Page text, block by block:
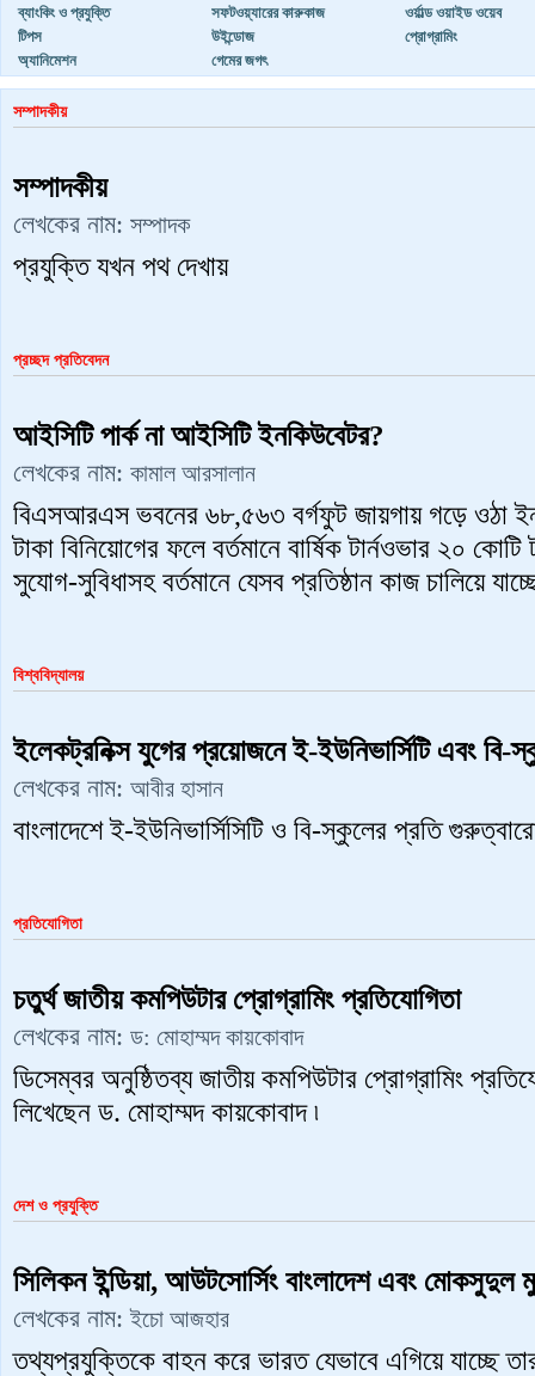
ব্যাংকিং ও প্রযুক্তি
সফটওয়্যারের কারুকাজ
ওর্য়াল্ড ওয়াইড ওয়েব
টিপস
উইন্ডোজ
প্রোগ্রামিং
অ্যানিমেশন
গেমের জগৎ
সম্পাদকীয়
সম্পাদকীয়
লেখকের নাম: সম্পাদক
প্রযুক্তি যখন পথ দেখায়
প্রচ্ছদ প্রতিবেদন
আইসিটি পার্ক না আইসিটি ইনকিউবেটর?
লেখকের নাম: কামাল আরসালান
বিএসআরএস ভবনের ৬৮,৫৬৩ বর্গফুট জায়গায় গড়ে ওঠা
টাকা বিনিয়োগের ফলে বর্তমানে বার্ষিক টার্নওভার ২০ কোটি
সুযোগ-সুবিধাসহ বর্তমানে যেসব প্রতিষ্ঠান কাজ চালিয়ে
বিশ্ববিদ্যালয়
ইলেকট্রনিক্স যুগের প্রয়োজনে ই-ইউনিভার্সিটি এবং বি-
লেখকের নাম: আবীর হাসান
বাংলাদেশে ই-ইউনিভার্সিসিটি ও বি-স্কুলের প্রতি
প্রতিযোগিতা
চতুর্থ জাতীয় কমপিউটার প্রোগ্রামিং প্রতিযোগিতা
লেখকের নাম: ড: মোহাম্মদ কায়কোবাদ
ডিসেম্বর অনুষ্ঠিতব্য জাতীয় কমপিউটার প্রোগ্রামিং
লিখেছেন ড. মোহাম্মদ কায়কোবাদ ৷
দেশ ও প্রযুক্তি
সিলিকন ইন্ডিয়া, আউটসোর্সিং বাংলাদেশ এবং মোকসুদুল
লেখকের নাম:ইচো আজহার
তথ্যপ্রযুক্তিকে বাহন করে ভারত যেভাবে এগিয়ে যাচ্ছে